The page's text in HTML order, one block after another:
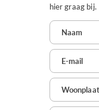
hier graag bij.